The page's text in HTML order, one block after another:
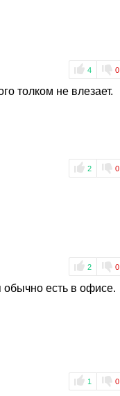
4 0
толком не влезает.
2 0
2 0
обычно есть в офисе.
1 0